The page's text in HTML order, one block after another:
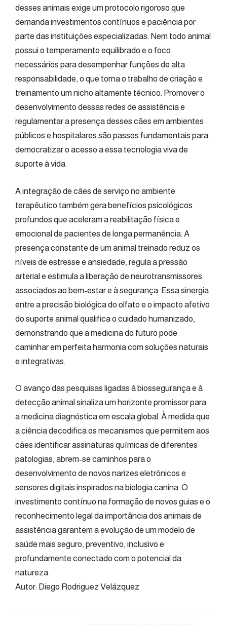
desses animais exige um protocolo rigoroso que
demanda investimentos contínuos e paciência por
parte das instituições especializadas. Nem todo animal
possui o temperamento equilibrado e o foco
necessários para desempenhar funções de alta
responsabilidade, o que torna o trabalho de criação e
treinamento um nicho altamente técnico. Promover o
desenvolvimento dessas redes de assistência e
regulamentar a presença desses cães em ambientes
públicos e hospitalares são passos fundamentais para
democratizar o acesso a essa tecnologia viva de
suporte à vida.
A integração de cães de serviço no ambiente
terapêutico também gera benefícios psicológicos
profundos que aceleram a reabilitação física e
emocional de pacientes de longa permanência. A
presença constante de um animal treinado reduz os
níveis de estresse e ansiedade, regula a pressão
arterial e estimula a liberação de neurotransmissores
associados ao bem-estar e à segurança. Essa sinergia
entre a precisão biológica do olfato e o impacto afetivo
do suporte animal qualifica o cuidado humanizado,
demonstrando que a medicina do futuro pode
caminhar em perfeita harmonia com soluções naturais
e integrativas.
O avanço das pesquisas ligadas à biossegurança e à
detecção animal sinaliza um horizonte promissor para
a medicina diagnóstica em escala global. À medida que
a ciência decodifica os mecanismos que permitem aos
cães identificar assinaturas químicas de diferentes
patologias, abrem-se caminhos para o
desenvolvimento de novos narizes eletrônicos e
sensores digitais inspirados na biologia canina. O
investimento contínuo na formação de novos guias e o
reconhecimento legal da importância dos animais de
assistência garantem a evolução de um modelo de
saúde mais seguro, preventivo, inclusivo e
profundamente conectado com o potencial da
natureza.
Autor: Diego Rodriguez Velázquez